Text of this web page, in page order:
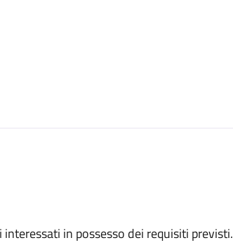
in possesso dei requisiti previsti.